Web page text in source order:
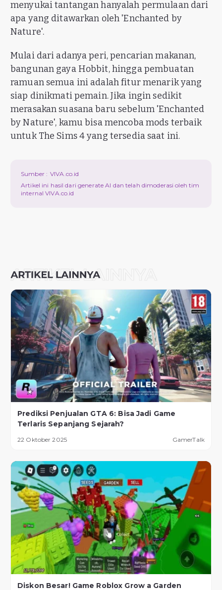
menyukai tantangan hanyalah permulaan dari
apa yang ditawarkan oleh 'Enchanted by
Nature'.
Mulai dari adanya peri, pencarian makanan,
bangunan gaya Hobbit, hingga pembuatan
ramuan semua ini adalah fitur menarik yang
siap dinikmati pemain. Jika ingin sedikit
merasakan suasana baru sebelum 'Enchanted
by Nature', kamu bisa mencoba mods terbaik
untuk The Sims 4 yang tersedia saat ini.
Sumber : VIVA.co.id
Artikel ini hasil dari generate AI dan telah dimoderasi oleh tim
internal VIVA.co.id
Prediksi Penjualan GTA 6: Bisa Jadi Game
Terlaris Sepanjang Sejarah?
22 Oktober 2025 GamerTalk
Diskon Besar! Game Roblox Grow a Garden